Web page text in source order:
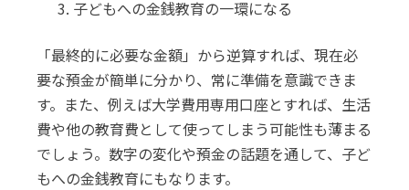
子どもへの金銭教育の一環になる
「最終的に必要な金額」から逆算すれば、現在必
要な預金が簡単に分かり、常に準備を意識できま
す。また、例えば大学費用専用口座とすれば、生活
費や他の教育費として使ってしまう可能性も薄まる
でしょう。数字の変化や預金の話題を通して、子ど
もへの金銭教育にもなります。